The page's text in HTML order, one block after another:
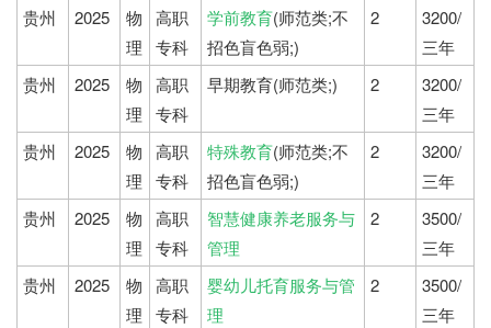
贵州
2025
物
理
高职
专科
学前教育(师范类;不
招色盲色弱;)
2
3200/
三年
贵州
2025
物
理
高职
专科
早期教育(师范类;) 2
3200/
三年
贵州
2025
物
理
高职
专科
特殊教育(师范类;不
招色盲色弱;)
2
3200/
三年
贵州
2025
物
理
高职
专科
智慧健康养老服务与
管理
2
3500/
三年
贵州
2025
物
理
高职
专科
婴幼儿托育服务与管
理
2
3500/
三年